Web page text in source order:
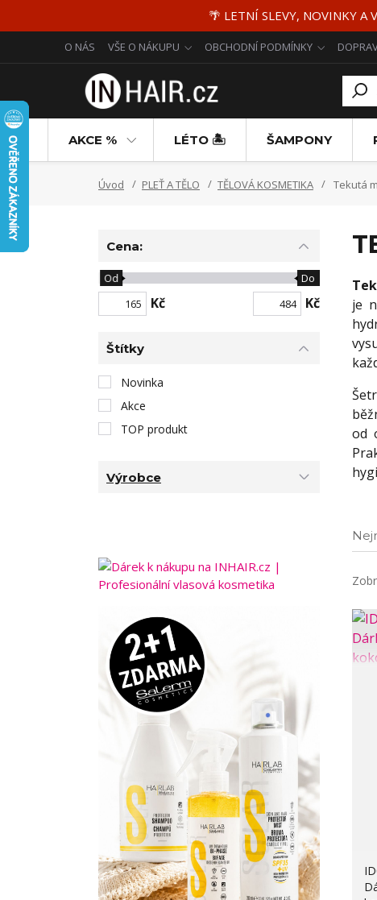
🌴 LETNÍ SLEVY, NOVINKY A
O NÁS VŠE O NÁKUPU OBCHODNÍ PODMÍNKY
AKCE % LÉTO 🏝️ ŠAMPONY
Úvod PLEŤ A TĚLO TĚLOVÁ KOSMETIKA Tekutá
je
od
Cena:
Kč
Od Do
Kč
Štítky
Novinka
Akce
TOP produkt
Výrobce